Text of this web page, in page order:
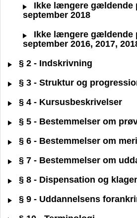
Ikke længere gældende
september 2018
Ikke længere gældende
september 2016, 2017,
§ 2 - Indskrivning
§ 3 - Struktur og
§ 4 - Kursusbeskrivelser
§ 5 - Bestemmelser om
§ 6 - Bestemmelser om
§ 7 - Bestemmelser om
§ 8 - Dispensation og
§ 9 - Uddannelsens